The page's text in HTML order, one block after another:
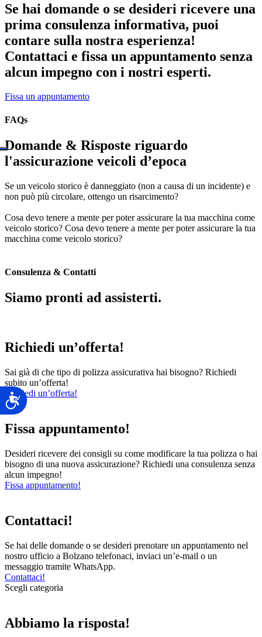
Accessibilità
Se hai domande o se desideri ricevere una
prima consulenza informativa, puoi
contare sulla nostra esperienza!
Contattaci e fissa un appuntamento senza
alcun impegno con i nostri esperti.
Fissa un appuntamento
FAQs
Domande & Risposte riguardo
l'assicurazione veicoli d’epoca
Se un veicolo storico è danneggiato (non a causa di un incidente) e
non può più circolare, ottengo un risarcimento?
Cosa devo tenere a mente per poter assicurare la tua macchina come
veicolo storico? Cosa devo tenere a mente per poter assicurare la tua
macchina come veicolo storico?
Consulenza & Contatti
Siamo pronti ad assisterti.
Richiedi un’offerta!
Sai già di che tipo di polizza assicurativa hai bisogno? Richiedi
subito un’offerta!
Richiedi un’offerta!
Fissa appuntamento!
Desideri ricevere dei consigli su come modificare la tua polizza o hai
bisogno di una nuova assicurazione? Richiedi una consulenza senza
alcun impegno!
Fissa appuntamento!
Contattaci!
Se hai delle domande o se desideri prenotare un appuntamento nel
nostro ufficio a Bolzano telefonaci, inviaci un’e-mail o un
messaggio tramite WhatsApp.
Contattaci!
Scegli categoria
Abbiamo la risposta!